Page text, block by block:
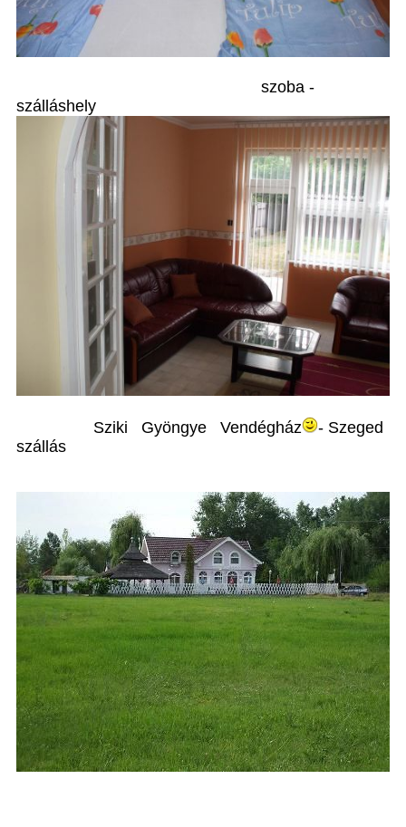
szoba -
szálláshely
Sziki Gyöngye Vendégház
- Szeged
szállás